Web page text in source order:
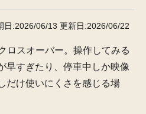
日:2026/06/13 更新日:2026/06/22
ロスオーバー。操作してみる
早すぎたり、停車中しか映像
だけ使いにくさを感じる場